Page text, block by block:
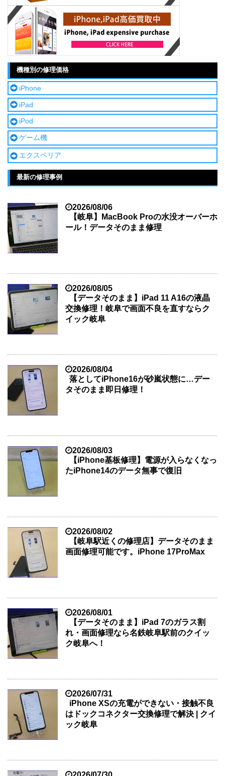
機種別の修理価格
iPhone
iPad
iPod
ゲーム機
エクスペリア
最新の修理事例
2026/08/06
【岐阜】MacBook Proの水没オーバーホ
ール！データそのまま修理
2026/08/05
【データそのまま】iPad 11 A16の液晶
交換修理！岐阜で画面不良を直すならク
イック岐阜
2026/08/04
落としてiPhone16が砂嵐状態に…デー
タそのまま即日修理！
2026/08/03
【iPhone基板修理】電源が入らなくなっ
たiPhone14のデータ無事で復旧
2026/08/02
【岐阜駅近くの修理店】データそのまま
画面修理可能です。iPhone 17ProMax
2026/08/01
【データそのまま】iPad 7のガラス割
れ・画面修理なら名鉄岐阜駅前のクイッ
ク岐阜へ！
2026/07/31
iPhone XSの充電ができない・接触不良
はドックコネクター交換修理で解決 | クイ
ック岐阜